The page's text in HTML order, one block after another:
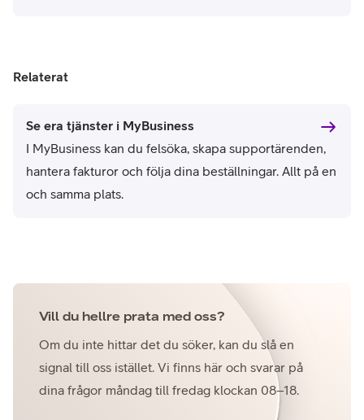
Relaterat
Se era tjänster i MyBusiness
I MyBusiness kan du felsöka, skapa supportärenden,
hantera fakturor och följa dina beställningar. Allt på en
och samma plats.
Vill du hellre prata med oss?
Om du inte hittar det du söker, kan du slå en
signal till oss istället. Vi finns här och svarar på
dina frågor måndag till fredag klockan 08–18.